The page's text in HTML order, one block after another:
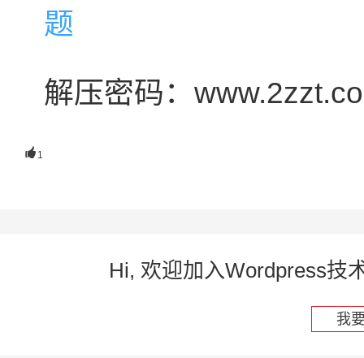
解压密码：
 1
Hi, 欢迎加入Wordpress技
我